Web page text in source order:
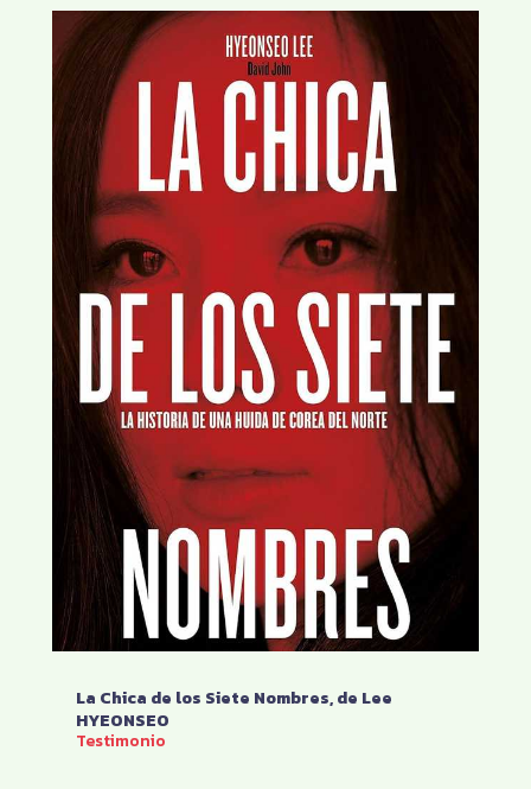
La Chica de los Siete Nombres, de Lee
HYEONSEO
Testimonio